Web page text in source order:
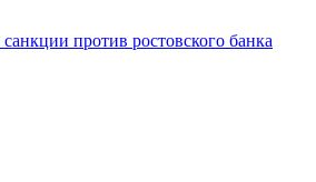
против ростовского банка